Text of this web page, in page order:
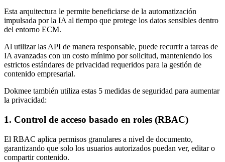
Esta arquitectura le permite beneficiarse de la automatización
impulsada por la IA al tiempo que protege los datos sensibles dentro
del entorno ECM.
Al utilizar las API de manera responsable, puede recurrir a tareas de
IA avanzadas con un costo mínimo por solicitud, manteniendo los
estrictos estándares de privacidad requeridos para la gestión de
contenido empresarial.
Dokmee también utiliza estas 5 medidas de seguridad para aumentar
la privacidad:
1. Control de acceso basado en roles (RBAC)
El RBAC aplica permisos granulares a nivel de documento,
garantizando que solo los usuarios autorizados puedan ver, editar o
compartir contenido.